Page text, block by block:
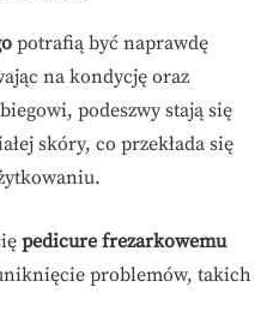
potrafią być naprawdę
na kondycję oraz
podeszwy stają się
skóry, co przekłada się
pedicure frezarkowemu
problemów, takich